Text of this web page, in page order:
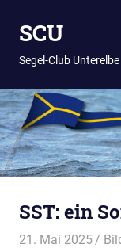
InhaltSCU
Segel-Club
SST: ein
21. Mai 2025